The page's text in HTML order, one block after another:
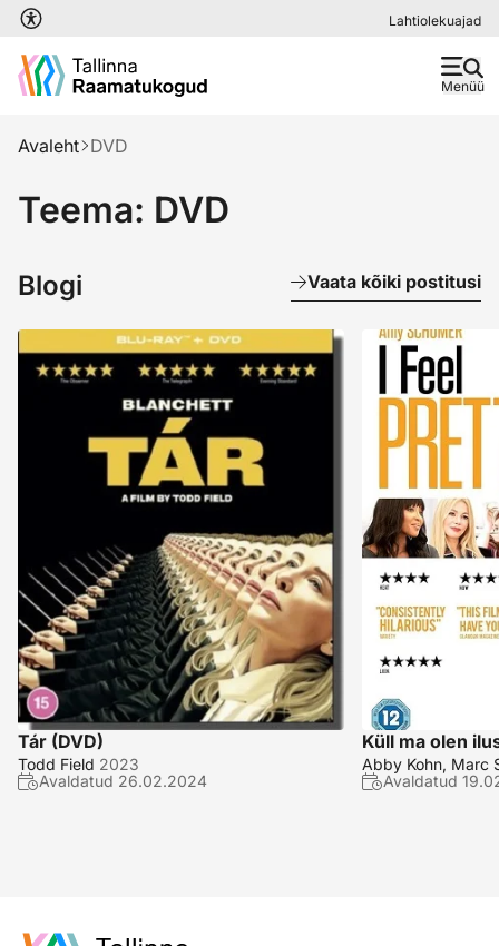
Liigu edasi põhisisu juurde Lahtiolekuajad
Menüü
Avaleht DVD
Teema: DVD
Blogi Vaata kõiki postitusi
Tár (DVD)
Todd Field 2023
Avaldatud 26.02.2024
Küll ma olen
Abby Kohn, Marc
Avaldatud